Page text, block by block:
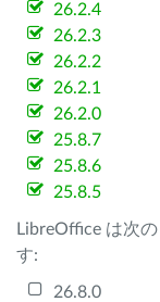
26.2.4
26.2.3
26.2.2
26.2.1
26.2.0
25.8.7
25.8.6
25.8.5
LibreOffice は次の
す:
26.8.0